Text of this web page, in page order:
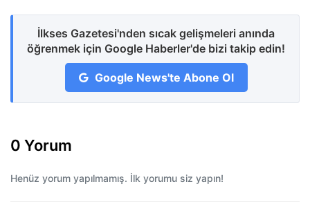
İlkses Gazetesi'nden sıcak gelişmeleri anında
öğrenmek için Google Haberler'de bizi takip edin!
Google News'te Abone Ol
0 Yorum
Henüz yorum yapılmamış. İlk yorumu siz yapın!